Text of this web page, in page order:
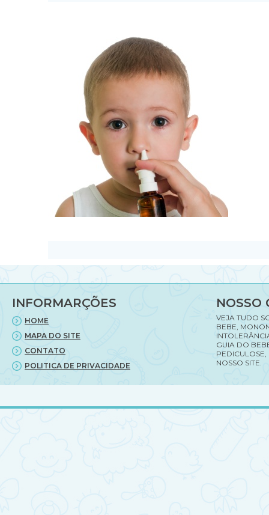
INFORMARÇÕES
HOME
MAPA DO SITE
CONTATO
POLITICA DE PRIVACIDADE
NOSSO
VEJA TUDO
BEBE,
GUIA DO
PEDICULOSE,
NOSSO SITE.